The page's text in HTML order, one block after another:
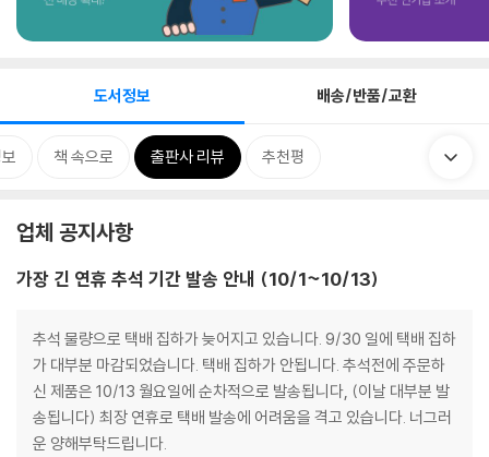
도서정보 배송/반품/교환
책 속으로 출판사 리뷰 추천평
업체 공지사항
가장 긴 연휴 추석 기간 발송 안내 (10/1~10/13)
추석 물량으로 택배 집하가 늦어지고 있습니다. 9/30 일에 택배 집하
가 대부분 마감되었습니다. 택배 집하가 안됩니다. 추석전에 주문하
신 제품은 10/13 월요일에 순차적으로 발송됩니다, (이날 대부분 발
송됩니다) 최장 연휴로 택배 발송에 어려움을 격고 있습니다. 너그러
운 양해부탁드립니다.